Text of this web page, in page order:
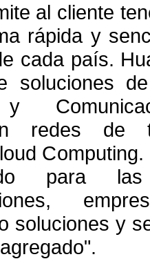
al cliente
rápida y
cada país.
soluciones
y
redes de
para
soluciones y